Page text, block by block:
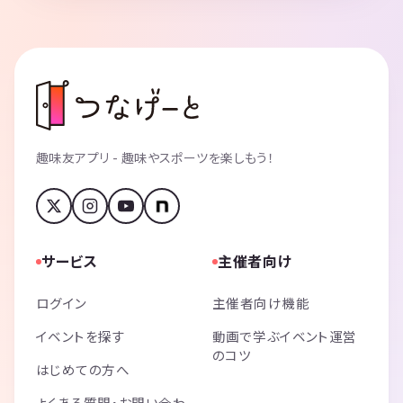
趣味友アプリ - 趣味やスポーツを楽しもう！
サービス
ログイン
イベントを探す
はじめての方へ
主催者向け
主催者向け機能
動画で学ぶイベント運営
のコツ